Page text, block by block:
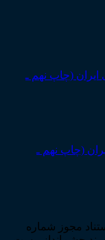
(چاپ نهم ـ
مجوز شماره